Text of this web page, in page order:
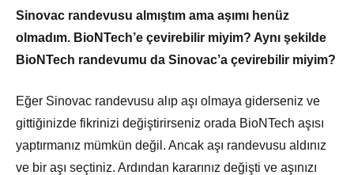
Sinovac randevusu almıştım ama aşımı henüz
olmadım. BioNTech’e çevirebilir miyim? Aynı şekilde
BioNTech randevumu da Sinovac’a çevirebilir miyim?
Eğer Sinovac randevusu alıp aşı olmaya giderseniz ve
gittiğinizde fikrinizi değiştirirseniz orada BioNTech aşısı
yaptırmanız mümkün değil. Ancak aşı randevusu aldınız
ve bir aşı seçtiniz. Ardından kararınız değişti ve aşınızı